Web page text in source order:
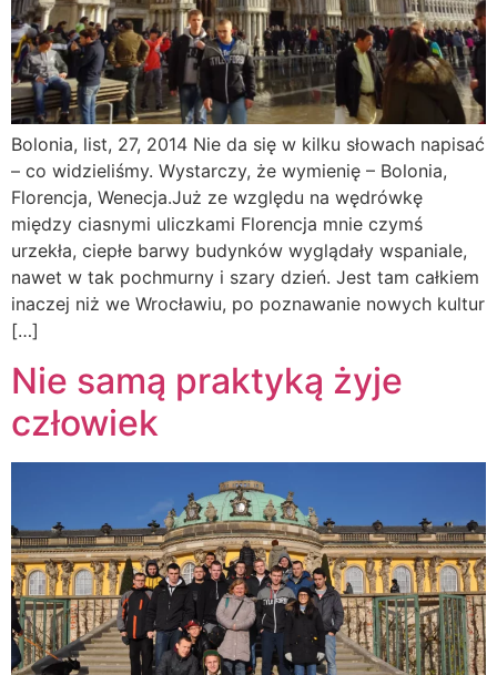
Bolonia, list, 27, 2014 Nie da się w kilku słowach napisać
– co widzieliśmy. Wystarczy, że wymienię – Bolonia,
Florencja, Wenecja.Już ze względu na wędrówkę
między ciasnymi uliczkami Florencja mnie czymś
urzekła, ciepłe barwy budynków wyglądały wspaniale,
nawet w tak pochmurny i szary dzień. Jest tam całkiem
inaczej niż we Wrocławiu, po poznawanie nowych kultur
[…]
Nie samą praktyką żyje
człowiek